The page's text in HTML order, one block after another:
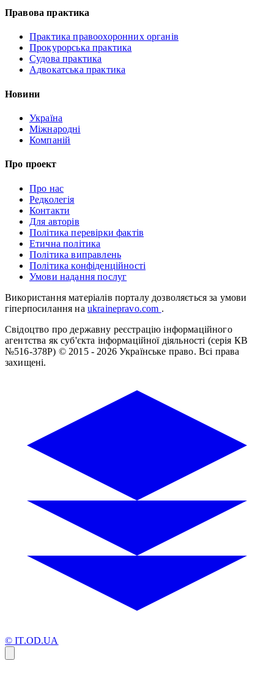
Правова практика
Практика правоохоронних органів
Прокурорська практика
Судова практика
Адвокатська практика
Новини
Україна
Міжнародні
Компаній
Про проект
Про нас
Редколегія
Контакти
Для авторів
Політика перевірки фактів
Етична політика
Політика виправлень
Політика конфіденційності
Умови надання послуг
Використання матеріалів порталу дозволяється за умови
гіперпосилання на ukrainepravo.com .
Свідоцтво про державну реєстрацію інформаційного
агентства як суб'єкта інформаційної діяльності (серія КВ
№516-378Р) © 2015 - 2026 Українське право. Всі права
захищені.
© IT.OD.UA